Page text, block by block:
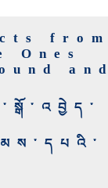
from
and